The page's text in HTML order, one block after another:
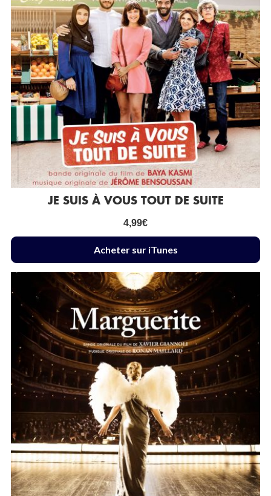
JE SUIS À VOUS TOUT DE SUITE
4,99€
Acheter sur iTunes